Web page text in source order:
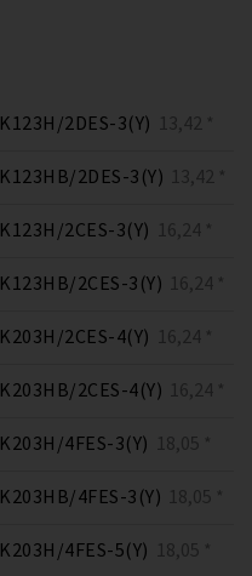
K123H/2DES-3(Y) 13,42 *
K123HB/2DES-3(Y) 13,42 *
K123H/2CES-3(Y) 16,24 *
K123HB/2CES-3(Y) 16,24 *
K203H/2CES-4(Y) 16,24 *
K203HB/2CES-4(Y) 16,24 *
K203H/4FES-3(Y) 18,05 *
K203HB/4FES-3(Y) 18,05 *
K203H/4FES-5(Y) 18,05 *